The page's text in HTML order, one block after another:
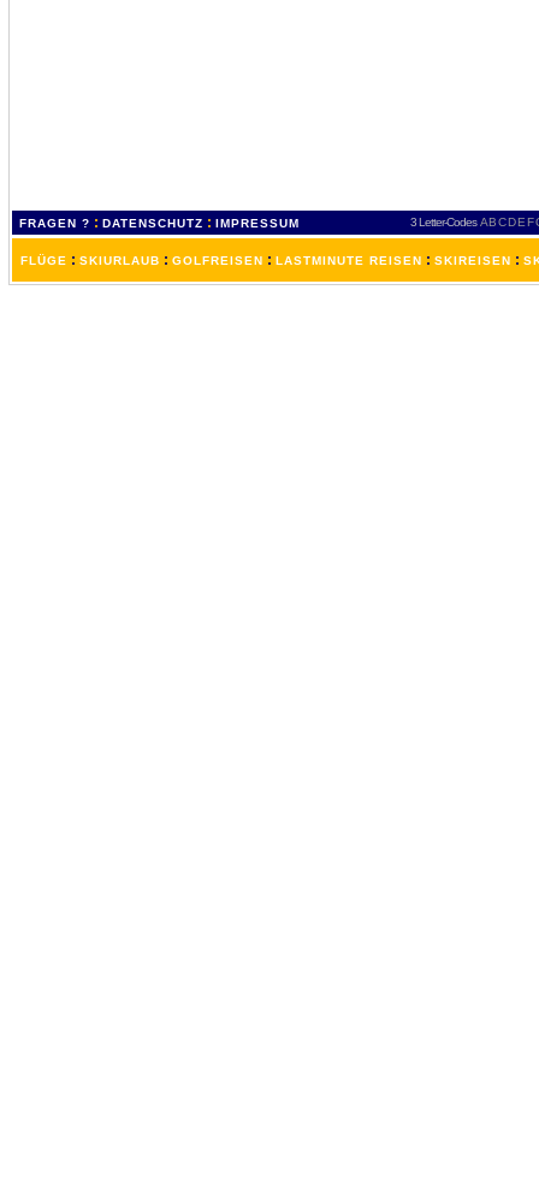
FRAGEN ? : DATENSCHUTZ : IMPRESSUM 3 Letter-Codes ABCDEF
FLÜGE : SKIURLAUB : GOLFREISEN : LASTMINUTE REISEN : SKIREISEN :